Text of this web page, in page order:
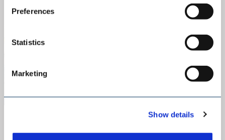
Preferences
Statistics
Marketing
Show details